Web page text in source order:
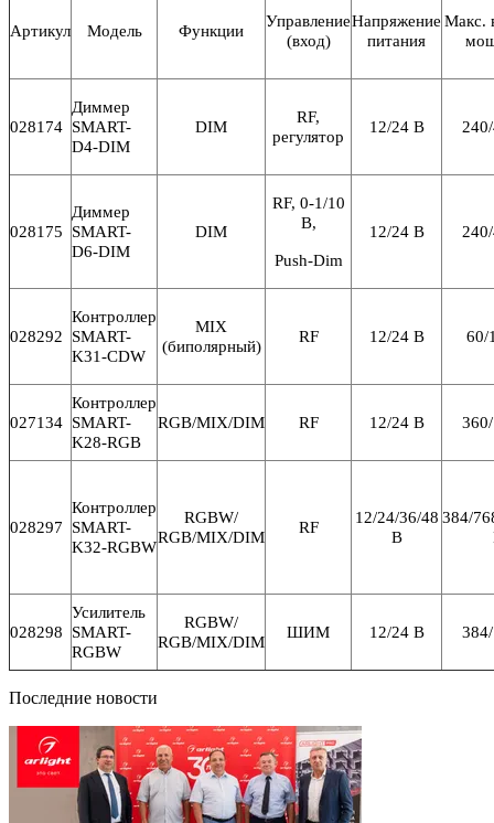
Артикул Модель Функции
Управление
(вход)
Напряжение
питания
Макс.
028174
Диммер
SMART-
D4-DIM
DIM
RF,
регулятор
12/24 В
028175
Диммер
SMART-
D6-DIM
DIM
RF, 0-1/10
В,
Push-Dim
12/24 В
028292
Контроллер
SMART-
K31-CDW
MIX
(биполярный)
RF 12/24 В 60/
027134
Контроллер
SMART-
K28-RGB
RGB/MIX/DIM RF 12/24 В
028297
Контроллер
SMART-
K32-RGBW
RGBW/
RGB/MIX/DIM
RF
12/24/36/48
В
384/
028298
Усилитель
SMART-
RGBW
RGBW/
RGB/MIX/DIM
ШИМ 12/24 В
Последние новости